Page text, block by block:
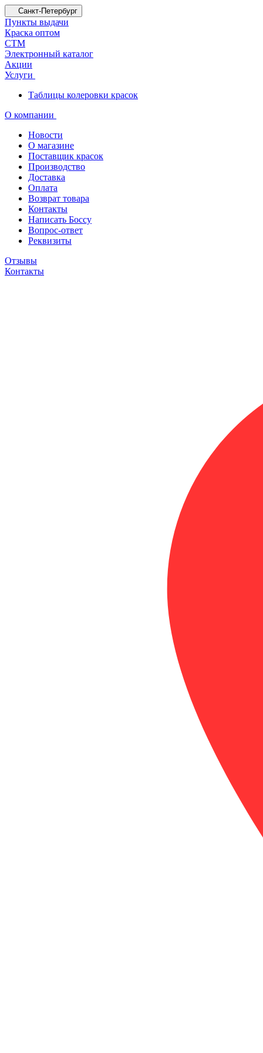
Санкт-Петербург
Пункты выдачи
Краска оптом
СТМ
Электронный каталог
Акции
Услуги
Таблицы колеровки красок
О компании
Новости
О магазине
Поставщик красок
Производство
Доставка
Оплата
Возврат товара
Контакты
Написать Боссу
Вопрос-ответ
Реквизиты
Отзывы
Контакты